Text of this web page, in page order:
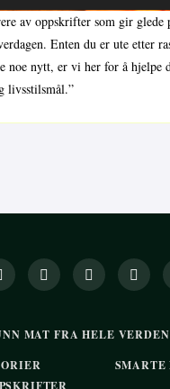
av oppskrifter som gir glede
Enten du er ute etter
noe nytt, er vi her for å hjelpe
livsstilsmål.”
MAT FRA HELE VERDEN